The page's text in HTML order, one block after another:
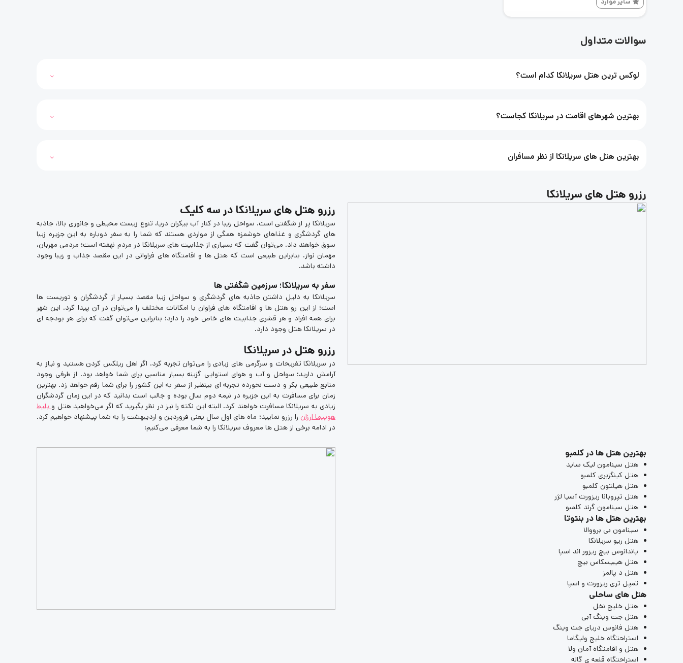
سوالات متداول
لوکس ترین هتل سریلانکا کدام است؟
بهترین شهرهای اقامت در سریلانکا کجاست؟
بهترین هتل های سریلانکا از نظر مسافران
رزرو هتل های سریلانکا
رزرو هتل های سریلانکا در سه کلیک
سریلانکا پر از شگفتی است. سواحل زیبا در کنار آب بیکران دریا، تنوع زیست محیطی و جانوری بالا، جاذبه
های گردشگری و غذاهای خوشمزه همگی از مواردی هستند که شما را به سفر دوباره به این جزیره زیبا
سوق خواهند داد. می‌توان گفت که بسیاری از جذابیت های سریلانکا در مردم نهفته است؛ مردمی مهربان،
مهمان نواز. بنابراین طبیعی است که هتل ها و اقامتگاه های فراوانی در این مقصد جذاب و زیبا وجود
داشته باشد.
سفر به سریلانکا؛ سرزمین شگفتی ها
سریلانکا به دلیل داشتن جاذبه های گردشگری و سواحل زیبا مقصد بسیار از گردشگران و توریست ها
است؛ از این رو هتل ها و اقامتگاه های فراوان با امکانات مختلف را می‌توان در آن پیدا کرد. این شهر
برای همه افراد و هر قشری جذابیت های خاص خود را دارد؛ بنابراین می‌توان گفت که برای هر بودجه ای
در سریلانکا هتل وجود دارد.
رزرو هتل در سریلانکا
در سریلانکا تفریحات و سرگرمی های زیادی را می‌توان تجربه کرد. اگر اهل ریلکس کردن هستید و نیاز به
آرامش دارید؛ سواحل و آب و هوای استوایی گزینه بسیار مناسبی برای شما خواهد بود. از طرفی وجود
منابع طبیعی بکر و دست نخورده تجربه ای بینظیر از سفر به این کشور را برای شما رقم خواهد زد. بهترین
زمان برای مسافرت به این جزیره در نیمه دوم سال بوده و جالب است بدانید که در این زمان گردشگران
زیادی به سریلانکا مسافرت خواهند کرد. البته این نکته را نیز در نظر بگیرید که اگر می‌خواهید هتل وبلیط
هوپیما ارزان را رزرو نمایید؛ ماه های اول سال یعنی فروردین و اردیبهشت را به شما پیشنهاد خواهیم کرد.
در ادامه برخی از هتل ها معروف سریلانکا را به شما معرفی می‌کنیم:
بهترین هتل ها در کلمبو
هتل سینامون لیک ‌ساید
هتل کینگزبری کلمبو
هتل هیلتون کلمبو
هتل تپروبانا ریزورت آسیا لژر
هتل سینامون گرند کلمبو
بهترین هتل ها در بنتوتا
سینامون بی برووالا
هتل ریو سریلانکا
پاندانوس بیچ ریزور اند اسپا
هتل هیبیسکاس بیچ
هتل د پالمز
تمپل تری ریزورت و اسپا
هتل های ساحلی
هتل خلیج نخل
هتل جت وینگ آبی
هتل فانوس دریای جت وینگ
استراحتگاه خلیج ولیگاما
هتل و اقامتگاه آمان ولا
استراحتگاه قلعه ی گاله